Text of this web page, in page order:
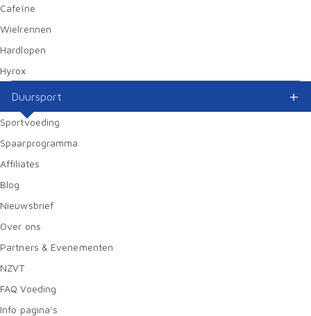
Cafeïne
Wielrennen
Hardlopen
Hyrox
Duursport
Sportvoeding
Spaarprogramma
Affiliates
Blog
Nieuwsbrief
Over ons
Partners & Evenementen
NZVT
FAQ Voeding
Info pagina’s